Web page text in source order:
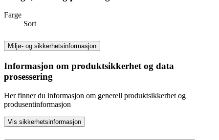
Farge
Sort
Miljø- og sikkerhetsinformasjon
Informasjon om produktsikkerhet og data
prosessering
Her finner du informasjon om generell produktsikkerhet og
produsentinformasjon
Vis sikkerhetsinformasjon